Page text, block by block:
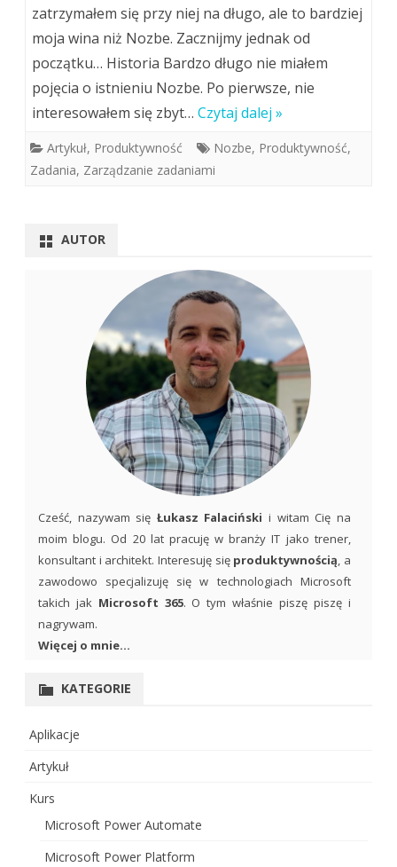
zatrzymałem się przy niej na długo, ale to bardziej
moja wina niż Nozbe. Zacznijmy jednak od
początku… Historia Bardzo długo nie miałem
pojęcia o istnieniu Nozbe. Po pierwsze, nie
interesowałem się zbyt… Czytaj dalej »
Artykuł, Produktywność Nozbe, Produktywność,
Zadania, Zarządzanie zadaniami
AUTOR
Cześć, nazywam się Łukasz Falaciński i witam Cię na
moim blogu. Od 20 lat pracuję w branży IT jako trener,
konsultant i architekt. Interesuję się produktywnością, a
zawodowo specjalizuję się w technologiach Microsoft
takich jak Microsoft 365. O tym właśnie piszę piszę i
nagrywam.
Więcej o mnie...
KATEGORIE
Aplikacje
Artykuł
Kurs
Microsoft Power Automate
Microsoft Power Platform